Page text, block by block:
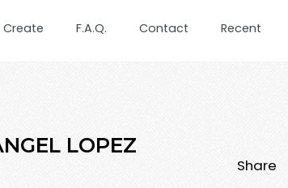
Create F.A.Q. Contact Recent
LOPEZ
Share